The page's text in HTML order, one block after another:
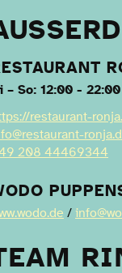
– So: 12:00 -
restaurant-
208 44469344
/